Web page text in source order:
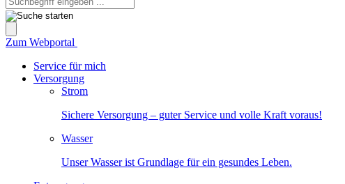
Zum Webportal
Service für mich
Versorgung
Strom
Sichere Versorgung – guter Service und volle Kraft voraus!
Wasser
Unser Wasser ist Grundlage für ein gesundes Leben.